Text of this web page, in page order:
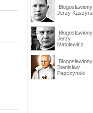
Błogosławiony
Jerzy Kaszyra
Błogosławiony
Jerzy
Matulewicz
Błogosławiony
Stanisław
Papczyński